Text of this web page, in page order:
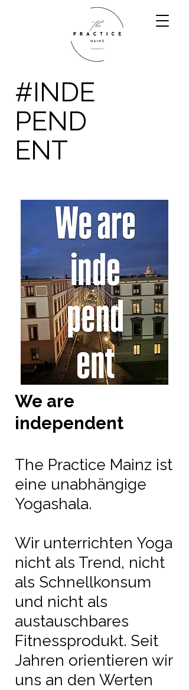
#INDE
PEND
ENT
We are
independent
The Practice Mainz ist
eine unabhängige
Yogashala.
Wir unterrichten Yoga
nicht als Trend, nicht
als Schnellkonsum
und nicht als
austauschbares
Fitnessprodukt. Seit
Jahren orientieren wir
uns an den Werten